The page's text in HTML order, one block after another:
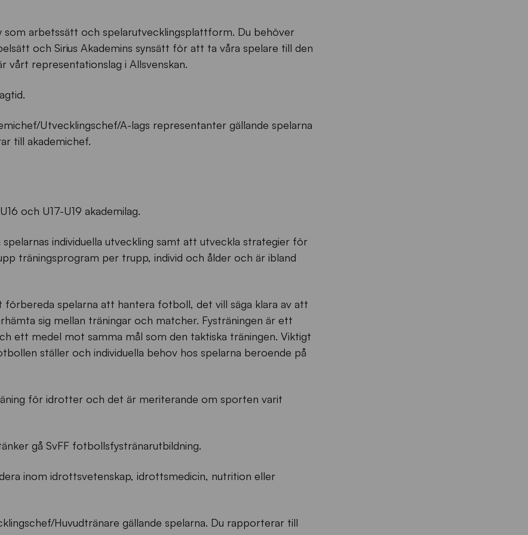
som arbetssätt och spelarutvecklingsplattform. Du behöver
och Sirius Akademins synsätt för att ta våra spelare till den
vårt representationslag i Allsvenskan.
Utvecklingschef/A-lags representanter gällande spelarna
till akademichef.
och U17-U19 akademilag.
individuella utveckling samt att utveckla strategier för
träningsprogram per trupp, individ och ålder och är ibland
förbereda spelarna att hantera fotboll, det vill säga klara av att
sig mellan träningar och matcher. Fysträningen är ett
ett medel mot samma mål som den taktiska träningen. Viktigt
ställer och individuella behov hos spelarna beroende på
för idrotter och det är meriterande om sporten varit
gå SvFF fotbollsfystränarutbildning.
inom idrottsvetenskap, idrottsmedicin, nutrition eller
Huvudtränare gällande spelarna. Du rapporterar till